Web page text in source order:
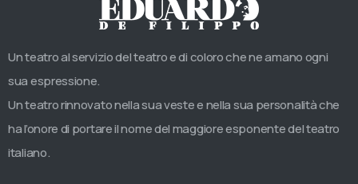
Un teatro al servizio del teatro e di coloro che ne amano ogni
sua espressione.
Un teatro rinnovato nella sua veste e nella sua personalità che
ha l’onore di portare il nome del maggiore esponente del teatro
italiano.